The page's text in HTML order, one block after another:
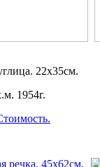
22х35см.
1954г.